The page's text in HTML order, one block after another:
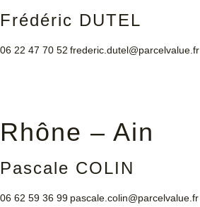
Frédéric DUTEL
06 22 47 70 52 frederic.dutel@parcelvalue.fr
Rhône – Ain
Pascale COLIN
06 62 59 36 99 pascale.colin@parcelvalue.fr